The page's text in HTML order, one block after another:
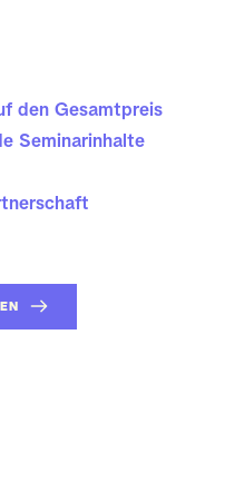
den Gesamtpreis
Seminarinhalte